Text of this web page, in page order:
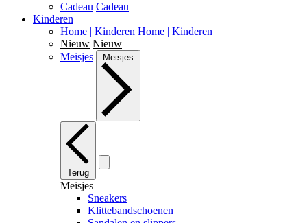
Cadeau Cadeau
Kinderen
Home | Kinderen Home | Kinderen
Nieuw Nieuw
Meisjes
Meisjes
Terug
Meisjes
Sneakers
Klittebandschoenen